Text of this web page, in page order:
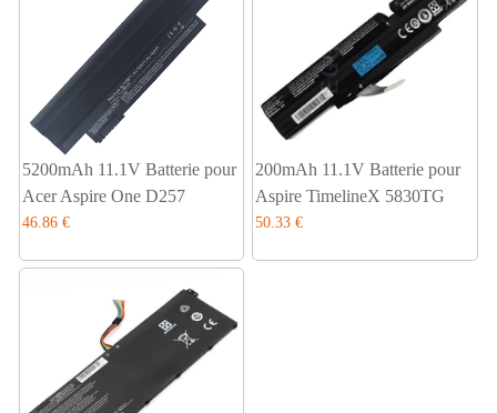
5200mAh 11.1V Batterie pour
Acer Aspire One D257
46.86 €
200mAh 11.1V Batterie pour
Aspire TimelineX 5830TG
50.33 €